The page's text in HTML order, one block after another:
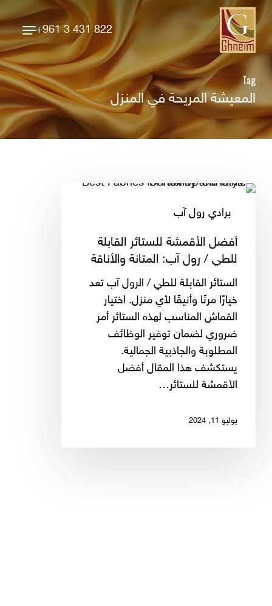
Skip
to
main
content
+961 3 431 822
Menu
Tag
المعيشة المريحة في المنزل
أفضل
الأقمشة
القابلة
للطي
المتانة
والأناقة
برادي رول آب
أفضل الأقمشة للستائر القابلة
للطي / رول آب: المتانة والأناقة
الستائر القابلة للطي / الرول آب تعد
خيارًا مرنًا وأنيقًا لأي منزل. اختيار
القماش المناسب لهذه الستائر أمر
ضروري لضمان توفير الوظائف
المطلوبة والجاذبية الجمالية.
يستكشف هذا المقال أفضل
الأقمشة للستائر…
يوليو 11, 2024
Close
Menu